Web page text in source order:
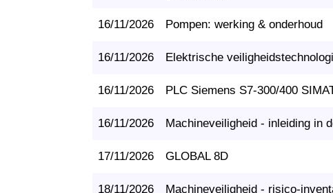
16/11/2026 Pompen: werking & onderhoud
16/11/2026 Elektrische
16/11/2026 PLC Siemens S7-300/400
16/11/2026 Machineveiligheid - inleiding in
17/11/2026 GLOBAL 8D
18/11/2026 Machineveiligheid - risico-